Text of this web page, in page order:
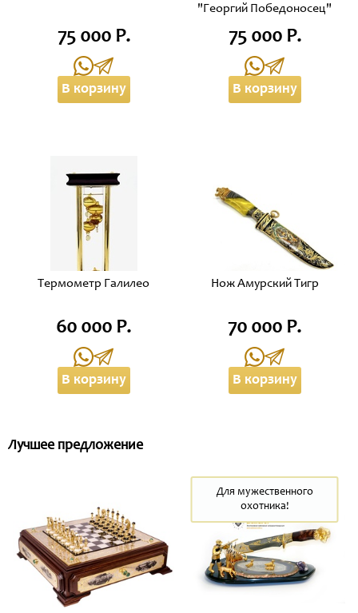
75 000 Р.
В корзину
"Георгий Победоносец"
75 000 Р.
В корзину
Термометр Галилео
60 000 Р.
В корзину
Нож Амурский Тигр
70 000 Р.
В корзину
Лучшее предложение
Для мужественного
охотника!